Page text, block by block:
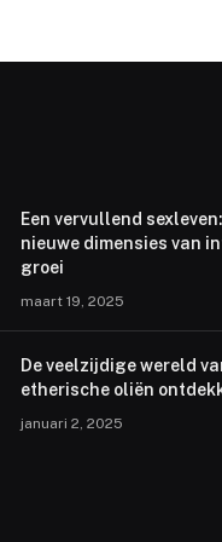
Een vervullend
nieuwe dimensies van
groei
maart 19, 2025
De veelzijdige wereld
etherische oliën
januari 2, 2025